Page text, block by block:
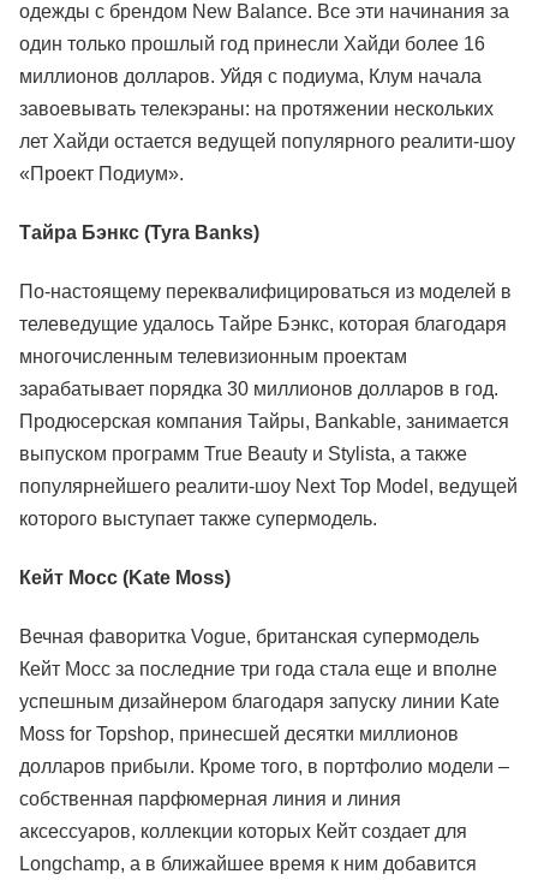
одежды с брендом New Balance. Все эти начинания за
один только прошлый год принесли Хайди более 16
миллионов долларов. Уйдя с подиума, Клум начала
завоевывать телекэраны: на протяжении нескольких
лет Хайди остается ведущей популярного реалити-шоу
«Проект Подиум».
Тайра Бэнкс (Tyra Banks)
По-настоящему переквалифицироваться из моделей в
телеведущие удалось Тайре Бэнкс, которая благодаря
многочисленным телевизионным проектам
зарабатывает порядка 30 миллионов долларов в год.
Продюсерская компания Тайры, Bankable, занимается
выпуском программ True Beauty и Stylista, а также
популярнейшего реалити-шоу Next Top Model, ведущей
которого выступает также супермодель.
Кейт Мосс (Kate Moss)
Вечная фаворитка Vogue, британская супермодель
Кейт Мосс за последние три года стала еще и вполне
успешным дизайнером благодаря запуску линии Kate
Moss for Topshop, принесшей десятки миллионов
долларов прибыли. Кроме того, в портфолио модели –
собственная парфюмерная линия и линия
аксессуаров, коллекции которых Кейт создает для
Longchamp, а в ближайшее время к ним добавится